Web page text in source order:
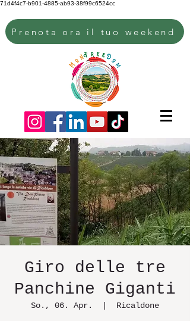
71d4f4c7-b901-4885-ab93-38f99c6524cc
Prenota ora il tuo weekend
Giro delle tre
Panchine Giganti
So., 06. Apr. Ricaldone